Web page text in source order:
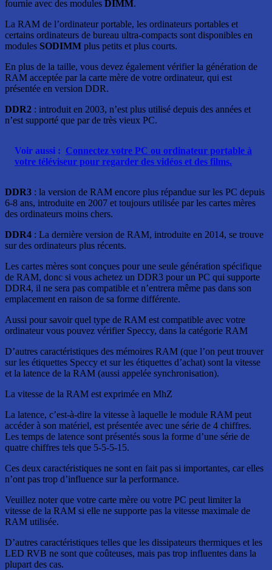
fournie avec des modules DIMM.
La RAM de l’ordinateur portable, les ordinateurs portables et
certains ordinateurs de bureau ultra-compacts sont disponibles en
modules SODIMM plus petits et plus courts.
En plus de la taille, vous devez également vérifier la génération de
RAM acceptée par la carte mère de votre ordinateur, qui est
présentée en version DDR.
DDR2 : introduit en 2003, n’est plus utilisé depuis des années et
n’est supporté que par de très vieux PC.
Voir aussi : Connectez votre PC ou ordinateur portable à
votre téléviseur pour regarder des vidéos et des films.
DDR3 : la version de RAM encore plus répandue sur les PC depuis
6-8 ans, introduite en 2007 et toujours utilisée par les cartes mères
des ordinateurs moins chers.
DDR4 : La dernière version de RAM, introduite en 2014, se trouve
sur des ordinateurs plus récents.
Les cartes mères sont conçues pour une seule génération spécifique
de RAM, donc si vous achetez un DDR3 pour un PC qui supporte
DDR4, il ne sera pas compatible et n’entrera même pas dans son
emplacement en raison de sa forme différente.
Aussi pour savoir quel type de RAM est compatible avec votre
ordinateur vous pouvez vérifier Speccy, dans la catégorie RAM
D’autres caractéristiques des mémoires RAM (que l’on peut trouver
sur les étiquettes Speccy et sur les étiquettes d’achat) sont la vitesse
et la latence de la RAM (aussi appelée synchronisation).
La vitesse de la RAM est exprimée en MhZ
La latence, c’est-à-dire la vitesse à laquelle le module RAM peut
accéder à son matériel, est présentée avec une série de 4 chiffres.
Les temps de latence sont présentés sous la forme d’une série de
quatre chiffres tels que 5-5-5-15.
Ces deux caractéristiques ne sont en fait pas si importantes, car elles
n’ont pas trop d’influence sur la performance.
Veuillez noter que votre carte mère ou votre PC peut limiter la
vitesse de la RAM si elle ne supporte pas la vitesse maximale de
RAM utilisée.
D’autres caractéristiques telles que les dissipateurs thermiques et les
LED RVB ne sont que coûteuses, mais pas trop influentes dans la
plupart des cas.